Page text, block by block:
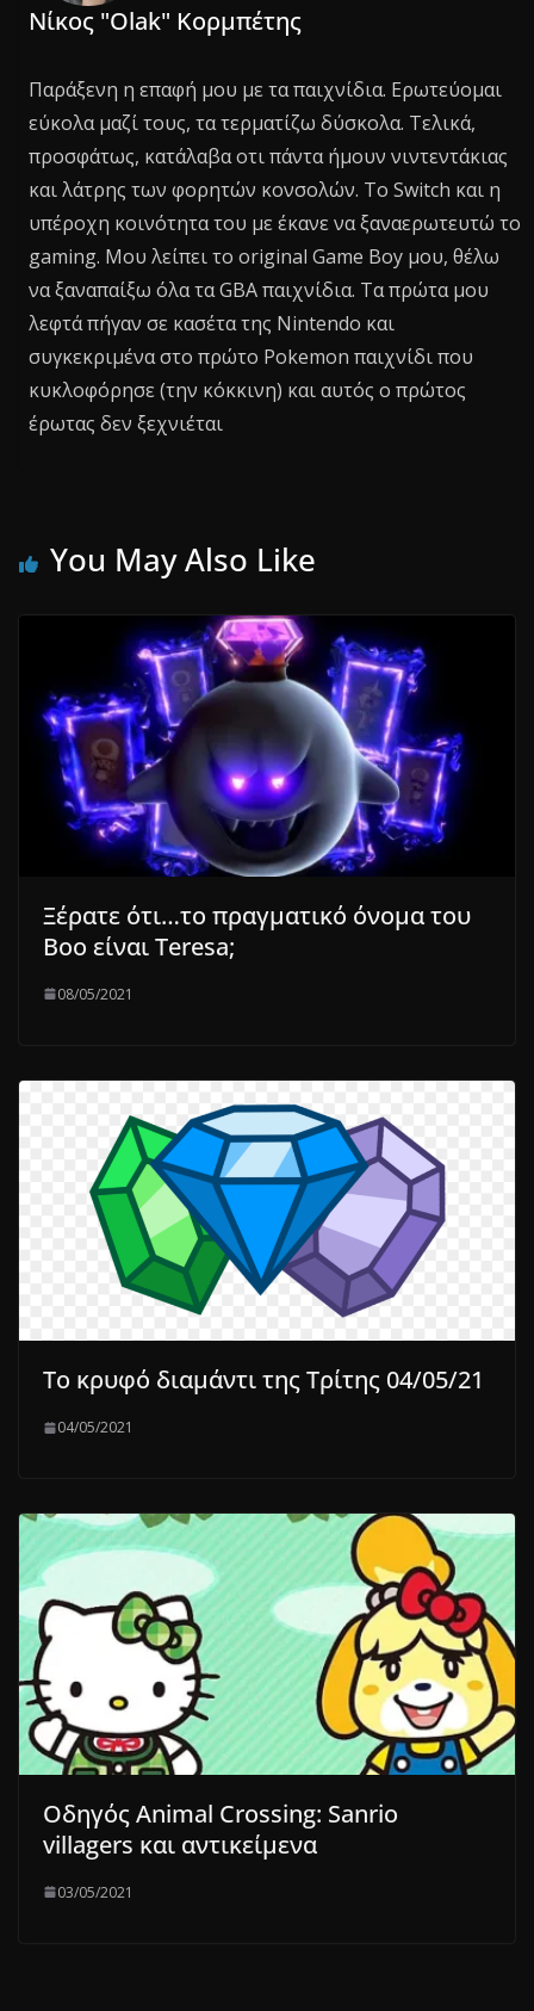
Νίκος "Olak" Κορμπέτης
Παράξενη η επαφή μου με τα παιχνίδια. Ερωτεύομαι
εύκολα μαζί τους, τα τερματίζω δύσκολα. Τελικά,
προσφάτως, κατάλαβα οτι πάντα ήμουν νιντεντάκιας
και λάτρης των φορητών κονσολών. Το Switch και η
υπέροχη κοινότητα του με έκανε να ξαναερωτευτώ το
gaming. Μου λείπει το original Game Boy μου, θέλω
να ξαναπαίξω όλα τα GBA παιχνίδια. Τα πρώτα μου
λεφτά πήγαν σε κασέτα της Nintendo και
συγκεκριμένα στο πρώτο Pokemon παιχνίδι που
κυκλοφόρησε (την κόκκινη) και αυτός ο πρώτος
έρωτας δεν ξεχνιέται
You May Also Like
Ξέρατε ότι…το πραγματικό όνομα του
Boo είναι Teresa;
08/05/2021
Το κρυφό διαμάντι της Τρίτης 04/05/21
04/05/2021
Οδηγός Animal Crossing: Sanrio
villagers και αντικείμενα
03/05/2021